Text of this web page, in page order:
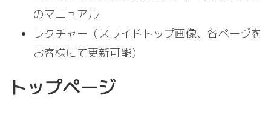
のマニュアル
レクチャー（スライドトップ画像、各ページを
お客様にて更新可能）
トップページ